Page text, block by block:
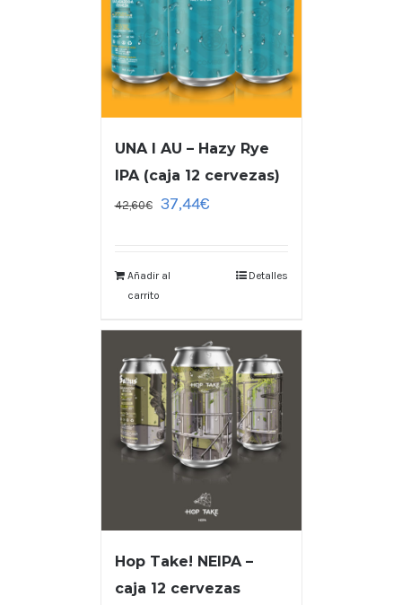
UNA I AU – Hazy Rye
IPA (caja 12 cervezas)
42,60€ 37,44€
Añadir al
carrito
Detalles
Hop Take! NEIPA –
caja 12 cervezas